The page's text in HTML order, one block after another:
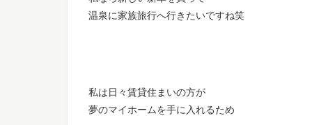
温泉に家族旅行へ行きたいですね笑
私は日々賃貸住まいの方が
夢のマイホームを手に入れるため